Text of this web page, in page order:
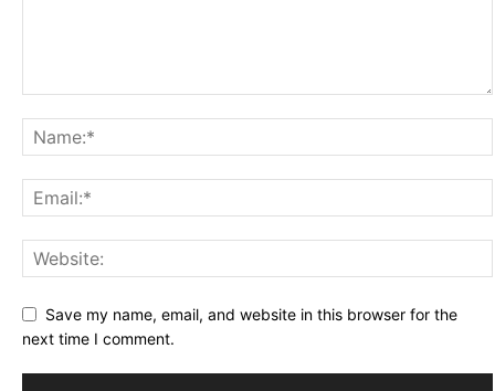
Save my name, email, and website in this browser for the
next time I comment.